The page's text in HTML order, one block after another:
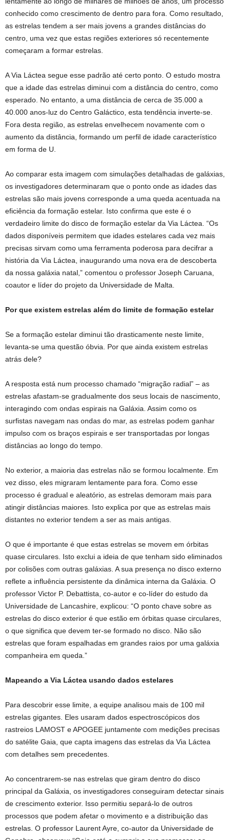
conhecido como crescimento de dentro para fora. Como resultado,
as estrelas tendem a ser mais jovens a grandes distâncias do
centro, uma vez que estas regiões exteriores só recentemente
começaram a formar estrelas.
A Via Láctea segue esse padrão até certo ponto. O estudo mostra
que a idade das estrelas diminui com a distância do centro, como
esperado. No entanto, a uma distância de cerca de 35.000 a
40.000 anos-luz do Centro Galáctico, esta tendência inverte-se.
Fora desta região, as estrelas envelhecem novamente com o
aumento da distância, formando um perfil de idade característico
em forma de U.
Ao comparar esta imagem com simulações detalhadas de galáxias,
os investigadores determinaram que o ponto onde as idades das
estrelas são mais jovens corresponde a uma queda acentuada na
eficiência da formação estelar. Isto confirma que este é o
verdadeiro limite do disco de formação estelar da Via Láctea. “Os
dados disponíveis permitem que idades estelares cada vez mais
precisas sirvam como uma ferramenta poderosa para decifrar a
história da Via Láctea, inaugurando uma nova era de descoberta
da nossa galáxia natal,” comentou o professor Joseph Caruana,
coautor e líder do projeto da Universidade de Malta.
Por que existem estrelas além do limite de formação estelar
Se a formação estelar diminui tão drasticamente neste limite,
levanta-se uma questão óbvia. Por que ainda existem estrelas
atrás dele?
A resposta está num processo chamado “migração radial” – as
estrelas afastam-se gradualmente dos seus locais de nascimento,
interagindo com ondas espirais na Galáxia. Assim como os
surfistas navegam nas ondas do mar, as estrelas podem ganhar
impulso com os braços espirais e ser transportadas por longas
distâncias ao longo do tempo.
No exterior, a maioria das estrelas não se formou localmente. Em
vez disso, eles migraram lentamente para fora. Como esse
processo é gradual e aleatório, as estrelas demoram mais para
atingir distâncias maiores. Isto explica por que as estrelas mais
distantes no exterior tendem a ser as mais antigas.
O que é importante é que estas estrelas se movem em órbitas
quase circulares. Isto exclui a ideia de que tenham sido eliminados
por colisões com outras galáxias. A sua presença no disco externo
reflete a influência persistente da dinâmica interna da Galáxia. O
professor Victor P. Debattista, co-autor e co-líder do estudo da
Universidade de Lancashire, explicou: “O ponto chave sobre as
estrelas do disco exterior é que estão em órbitas quase circulares,
o que significa que devem ter-se formado no disco. Não são
estrelas que foram espalhadas em grandes raios por uma galáxia
companheira em queda.”
Mapeando a Via Láctea usando dados estelares
Para descobrir esse limite, a equipe analisou mais de 100 mil
estrelas gigantes. Eles usaram dados espectroscópicos dos
rastreios LAMOST e APOGEE juntamente com medições precisas
do satélite Gaia, que capta imagens das estrelas da Via Láctea
com detalhes sem precedentes.
Ao concentrarem-se nas estrelas que giram dentro do disco
principal da Galáxia, os investigadores conseguiram detectar sinais
de crescimento exterior. Isso permitiu separá-lo de outros
processos que podem afetar o movimento e a distribuição das
estrelas. O professor Laurent Ayre, co-autor da Universidade de